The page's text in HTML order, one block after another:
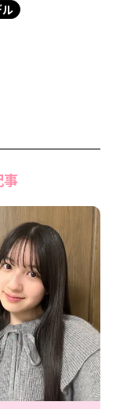
事